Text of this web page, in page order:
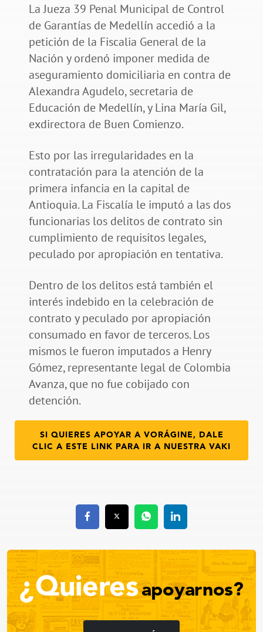
La Jueza 39 Penal Municipal de Control
de Garantías de Medellín accedió a la
petición de la Fiscalia General de la
Nación y ordenó imponer medida de
aseguramiento domiciliaria en contra de
Alexandra Agudelo, secretaria de
Educación de Medellín, y Lina María Gil,
exdirectora de Buen Comienzo.
Esto por las irregularidades en la
contratación para la atención de la
primera infancia en la capital de
Antioquia. La Fiscalía le imputó a las dos
funcionarias los delitos de contrato sin
cumplimiento de requisitos legales,
peculado por apropiación en tentativa.
Dentro de los delitos está también el
interés indebido en la celebración de
contrato y peculado por apropiación
consumado en favor de terceros. Los
mismos le fueron imputados a Henry
Gómez, representante legal de Colombia
Avanza, que no fue cobijado con
detención.
SI QUIERES APOYAR A VORÁGINE, DALE
CLIC A ESTE LINK PARA IR A NUESTRA VAKI
¿Quieresapoyarnos?